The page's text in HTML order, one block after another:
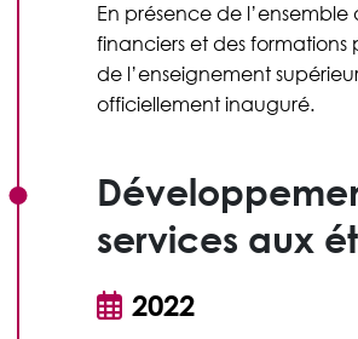
En présence de l’ensemble
financiers et des formations
de l’enseignement
officiellement inauguré.
services aux
2022